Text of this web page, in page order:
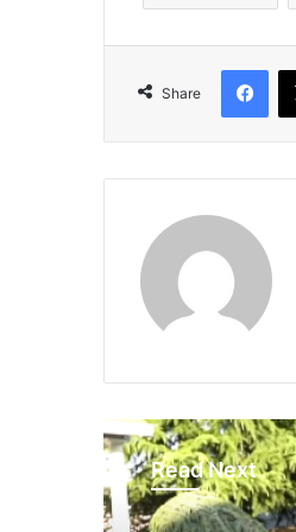
Share
Read Next